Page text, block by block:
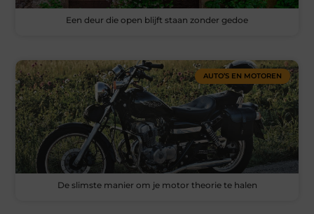
Een deur die open blijft staan zonder gedoe
AUTO’S EN MOTOREN
De slimste manier om je motor theorie te halen